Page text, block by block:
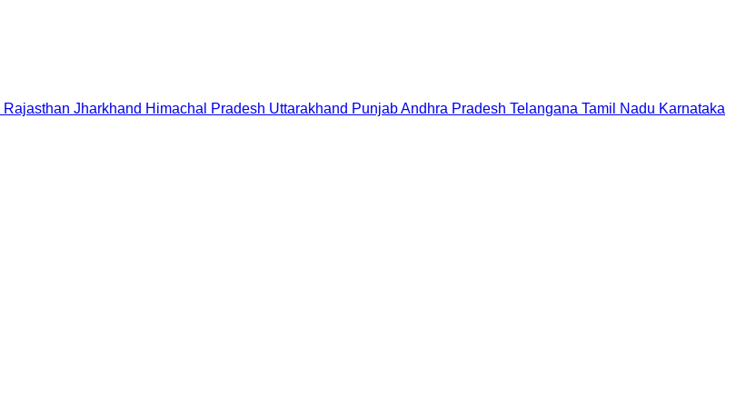
Rajasthan Jharkhand Himachal Pradesh Uttarakhand PunjabAndhra Pradesh Telangana Tamil Nadu Karnataka